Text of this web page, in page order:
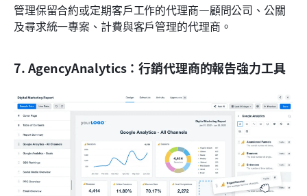
管理保留合約或定期客戶工作的代理商—顧問公司、公關
及尋求統一專案、計費與客戶管理的代理商。
7. AgencyAnalytics：行銷代理商的報告強力工具